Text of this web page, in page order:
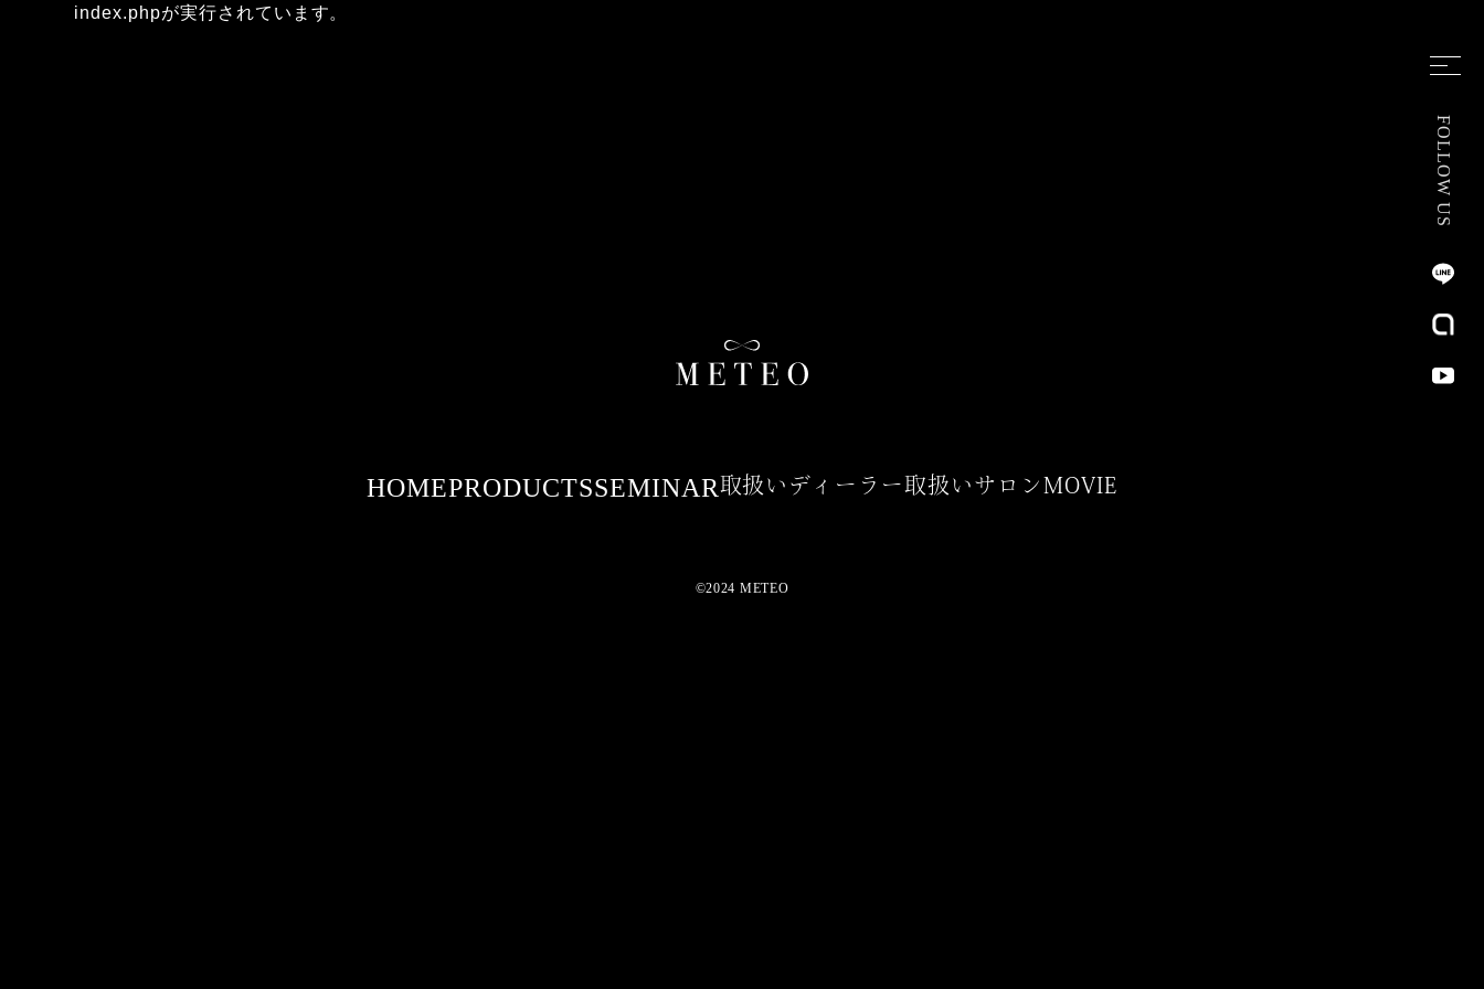
FOLLOW US
index.phpが実行されています。
HOMEPRODUCTSSEMINAR取扱いディーラー取扱いサロン MOVIE
©2024 METEO